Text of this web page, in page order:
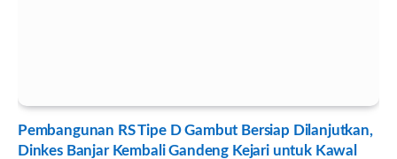
Pembangunan RS Tipe D Gambut Bersiap Dilanjutkan,
Dinkes Banjar Kembali Gandeng Kejari untuk Kawal